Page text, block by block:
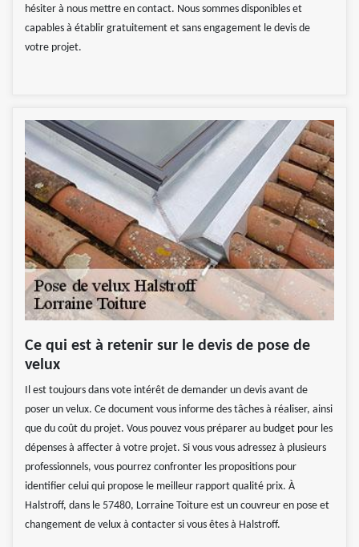
hésiter à nous mettre en contact. Nous sommes disponibles et
capables à établir gratuitement et sans engagement le devis de
votre projet.
Ce qui est à retenir sur le devis de pose de
velux
Il est toujours dans vote intérêt de demander un devis avant de
poser un velux. Ce document vous informe des tâches à réaliser, ainsi
que du coût du projet. Vous pouvez vous préparer au budget pour les
dépenses à affecter à votre projet. Si vous vous adressez à plusieurs
professionnels, vous pourrez confronter les propositions pour
identifier celui qui propose le meilleur rapport qualité prix. À
Halstroff, dans le 57480, Lorraine Toiture est un couvreur en pose et
changement de velux à contacter si vous êtes à Halstroff.